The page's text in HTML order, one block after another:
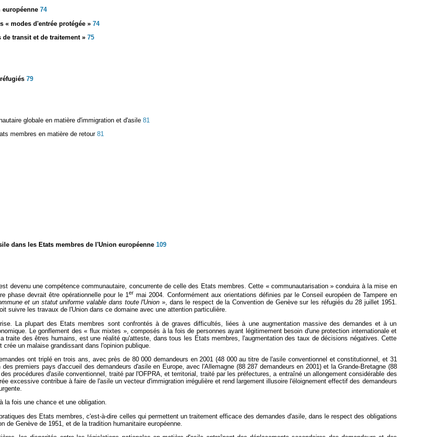
74
« modes d'entrée protégée »74
transit et de traitement »75
79
globale en matière d'immigration et d'asile 81
membres en matière de retour81
dans les Etats membres de l'Union européenne109
devenu une compétence communautaire, concurrente de celle des Etats membres. Cette « communautarisation » conduira à la mise en
phase devrait être opérationnelle pour le 1er mai 2004. Conformément aux orientations définies par le Conseil européen de Tampere en
et un statut uniforme valable dans toute l'Union », dans le respect de la Convention de Genève sur les réfugiés du 28 juillet 1951.
suivre les travaux de l'Union dans ce domaine avec une attention particulière.
La plupart des Etats membres sont confrontés à de graves difficultés, liées à une augmentation massive des demandes et à un
Le gonflement des « flux mixtes », composés à la fois de personnes ayant légitimement besoin d'une protection internationale et
traite des êtres humains, est une réalité qu'atteste, dans tous les Etats membres, l'augmentation des taux de décisions négatives. Cette
un malaise grandissant dans l'opinion publique.
ont triplé en trois ans, avec près de 80 000 demandeurs en 2001 (48 000 au titre de l'asile conventionnel et constitutionnel, et 31
premiers pays d'accueil des demandeurs d'asile en Europe, avec l'Allemagne (88 287 demandeurs en 2001) et la Grande-Bretagne (88
procédures d'asile conventionnel, traité par l'OFPRA, et territorial, traité par les préfectures, a entraîné un allongement considérable des
excessive contribue à faire de l'asile un vecteur d'immigration irrégulière et rend largement illusoire l'éloignement effectif des demandeurs
la fois une chance et une obligation.
des Etats membres, c'est-à-dire celles qui permettent un traitement efficace des demandes d'asile, dans le respect des obligations
Genève de 1951, et de la tradition humanitaire européenne.